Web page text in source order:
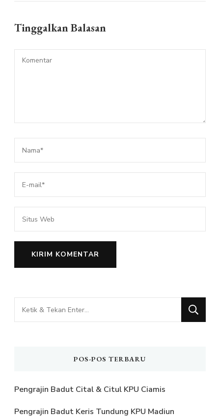
Tinggalkan Balasan
Mencari
Sesuatu?
POS-POS TERBARU
Pengrajin Badut Cital & Citul KPU Ciamis
Pengrajin Badut Keris Tundung KPU Madiun